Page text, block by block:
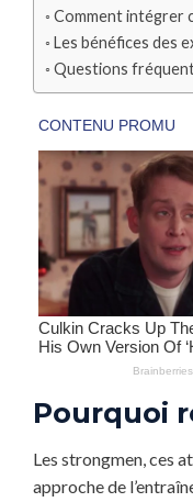
Comment intégrer
Les bénéfices des
Questions
Pourquoi
Les strongmen, ces
approche de